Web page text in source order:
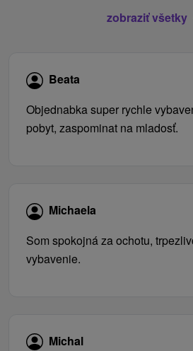
zobraziť všetky
Beata
Objednabka super rychle
pobyt, zaspominat na mladosť.
Michaela
Som spokojná za ochotu,
vybavenie.
Michal